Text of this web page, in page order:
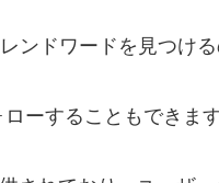
ンドワードを見つける
ーすることもできます